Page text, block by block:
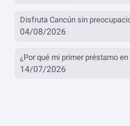
Disfruta Cancún sin
04/08/2026
¿Por qué mi primer préstamo
14/07/2026